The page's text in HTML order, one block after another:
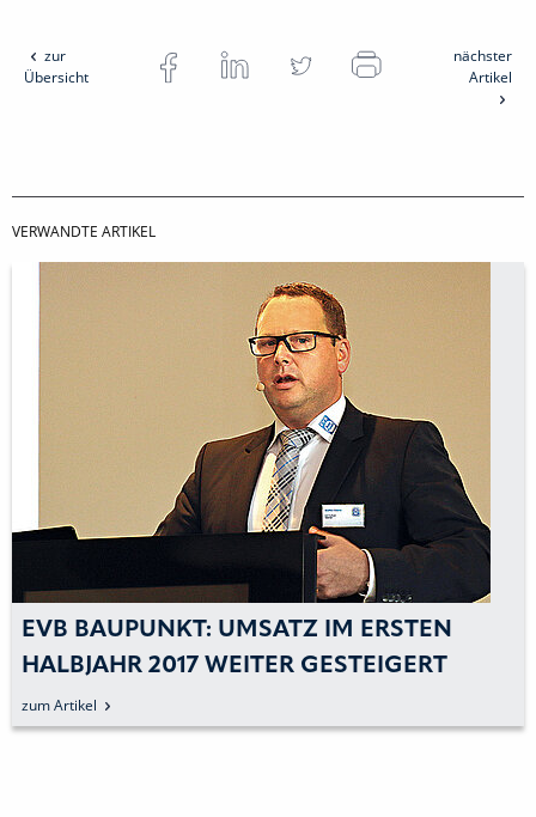
zur
Übersicht
nächster
Artikel
VERWANDTE ARTIKEL
EVB BAUPUNKT: UMSATZ IM ERSTEN
HALBJAHR 2017 WEITER GESTEIGERT
zum Artikel